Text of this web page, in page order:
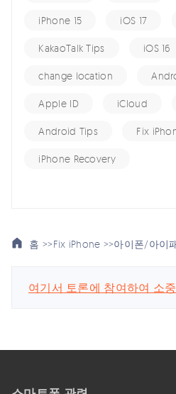
iPhone 15 iOS 17
KakaoTalk Tips iOS 16
change location
Apple ID iCloud
Android Tips Fix
iPhone Recovery
홈 >>Fix iPhone >>아이폰/아이
여기서 토론에 참여하여 소